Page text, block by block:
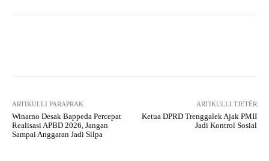
ARTIKULLI PARAPRAK
Winarno Desak Bappeda Percepat
Realisasi APBD 2026, Jangan
Sampai Anggaran Jadi Silpa
ARTIKULLI TJETËR
Ketua DPRD Trenggalek Ajak PMII
Jadi Kontrol Sosial